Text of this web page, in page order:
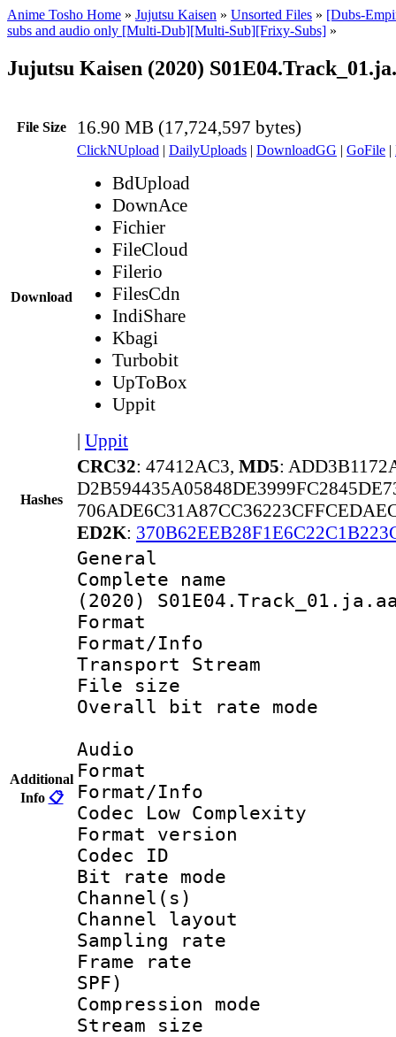
Anime Tosho Home » Jujutsu Kaisen » Unsorted Files » [Dubs-
subs and audio only [Multi-Dub][Multi-Sub][Frixy-Subs] »
Jujutsu Kaisen (2020)
File Size 16.90 MB (17,724,597 bytes)
Download
ClickNUpload | DailyUploads | DownloadGG | GoFile |
BdUpload
DownAce
Fichier
FileCloud
Filerio
FilesCdn
IndiShare
Kbagi
Turbobit
UpToBox
Uppit
| Uppit
Hashes
CRC32: 47412AC3, MD5:
ED2K:
Additional
Info 📋
General
Complete
(2020)
Format :
Format/Info
Transport Stream
File size :
Overall bit rate
Audio
Format :
Format/Info :
Codec Low Complexity
Format
Codec
Bit rate
Channel(s)
Channel
Sampling
Frame rate :
SPF)
Compression
Stream size :